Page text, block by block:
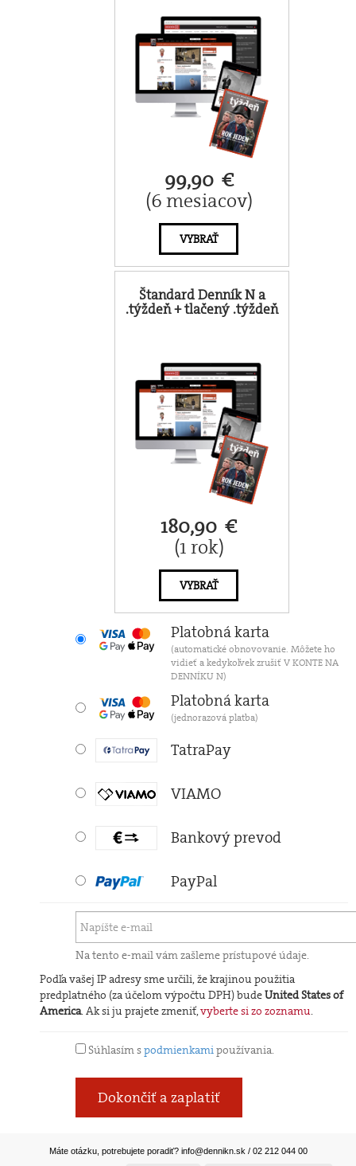
99,90 €
(6 mesiacov)
VYBRAŤ
Štandard Denník N a
.týždeň + tlačený .týždeň
180,90 €
(1 rok)
VYBRAŤ
Platobná karta
(automatické obnovovanie. Môžete ho
vidieť a kedykoľvek zrušiť V KONTE NA
DENNÍKU N)
Platobná karta
(jednorazová platba)
TatraPay
VIAMO
Bankový prevod
PayPal
Na tento e-mail vám zašleme prístupové údaje.
Podľa vašej IP adresy sme určili, že krajinou použitia
predplatného (za účelom výpočtu DPH) budeUnited States of
America. Ak si ju prajete zmeniť,vyberte si zo zoznamu.
Súhlasím spodmienkamipoužívania.
Dokončiť a zaplatiť
Máte otázku, potrebujete poradiť? info@dennikn.sk / 02 212 044 00